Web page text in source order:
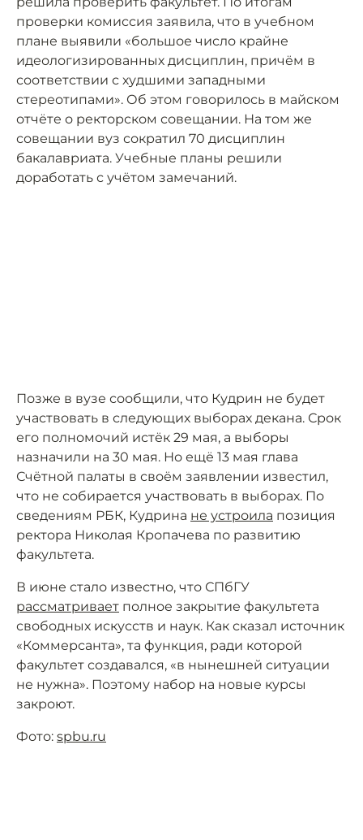
проверки комиссия заявила, что в учебном
плане выявили «большое число крайне
идеологизированных дисциплин, причём в
соответствии с худшими западными
стереотипами». Об этом говорилось в майском
отчёте о ректорском совещании. На том же
совещании вуз сократил 70 дисциплин
бакалавриата. Учебные планы решили
доработать с учётом замечаний.
Позже в вузе сообщили, что Кудрин не будет
участвовать в следующих выборах декана. Срок
его полномочий истёк 29 мая, а выборы
назначили на 30 мая. Но ещё 13 мая глава
Счётной палаты в своём заявлении известил,
что не собирается участвовать в выборах. По
сведениям РБК, Кудрина не устроила позиция
ректора Николая Кропачева по развитию
факультета.
В июне стало известно, что СПбГУ
рассматривает полное закрытие факультета
свободных искусств и наук. Как сказал источник
«Коммерсанта», та функция, ради которой
факультет создавался, «в нынешней ситуации
не нужна». Поэтому набор на новые курсы
закроют.
Фото: spbu.ru